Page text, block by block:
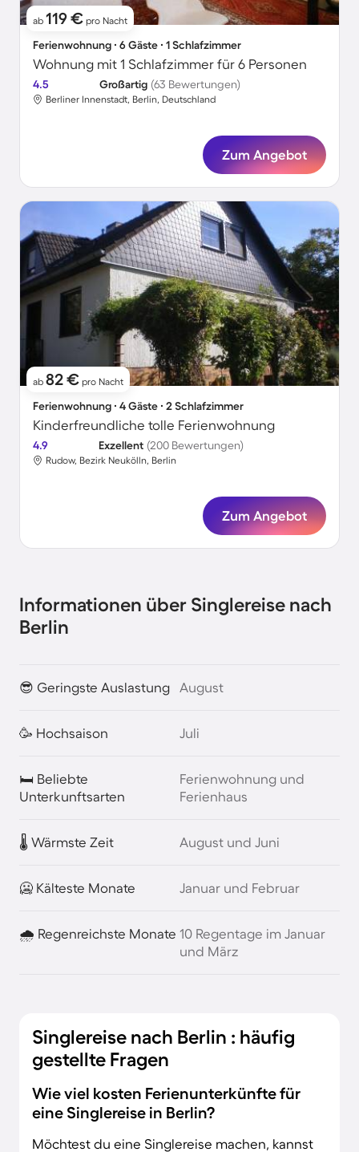
ab 119 € pro Nacht
Ferienwohnung ∙ 6 Gäste ∙ 1 Schlafzimmer
Wohnung mit 1 Schlafzimmer für 6 Personen
4.5 Großartig (63 Bewertungen)
Berliner Innenstadt, Berlin, Deutschland
Zum Angebot
ab 82 € pro Nacht
Ferienwohnung ∙ 4 Gäste ∙ 2 Schlafzimmer
Kinderfreundliche tolle Ferienwohnung
4.9 Exzellent (200 Bewertungen)
Rudow, Bezirk Neukölln, Berlin
Zum Angebot
Informationen über Singlereise nach
Berlin
😎 Geringste Auslastung August
🥳 Hochsaison Juli
🛏️ Beliebte
Unterkunftsarten
Ferienwohnung und
Ferienhaus
🌡️ Wärmste Zeit August und Juni
🥶 Kälteste Monate Januar und Februar
🌧️ Regenreichste Monate 10 Regentage im Januar
und März
Singlereise nach Berlin : häufig
gestellte Fragen
Wie viel kosten Ferienunterkünfte für
eine Singlereise in Berlin?
Möchtest du eine Singlereise machen, kannst